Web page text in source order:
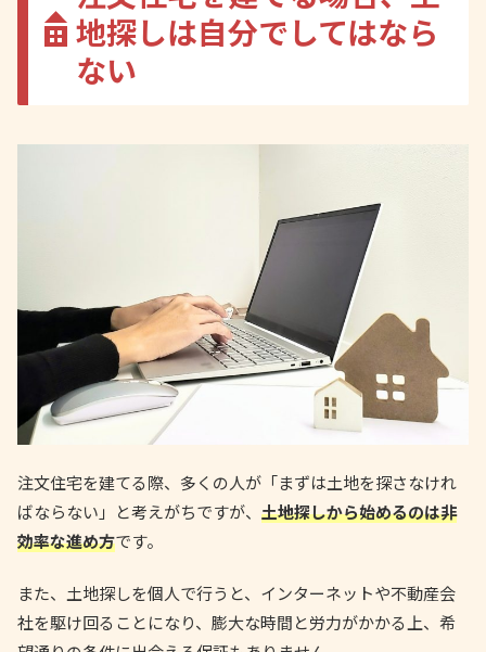
地探しは自分でしてはなら
ない
注文住宅を建てる際、多くの人が「まずは土地を探さなけれ
ばならない」と考えがちですが、 土地探しから始めるのは非
効率な進め方です。
また、土地探しを個人で行うと、インターネットや不動産会
社を駆け回ることになり、膨大な時間と労力がかかる上、希